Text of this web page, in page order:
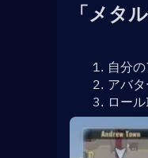
「メタ
自分
アバ
ロー